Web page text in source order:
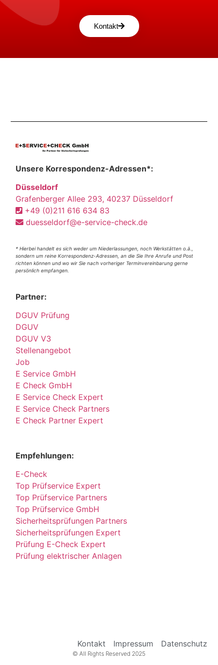
Kontakt
Unsere Korrespondenz-Adressen*:
Düsseldorf
Grafenberger Allee 293, 40237 Düsseldorf
+49 (0)211 616 634 83
duesseldorf@e-service-check.de
* Hierbei handelt es sich weder um Niederlassungen, noch Werkstätten o.ä.,
sondern um reine Korrespondenz-Adressen, an die Sie Ihre Anrufe und Post
richten können und wo wir Sie nach vorheriger Terminvereinbarung gerne
persönlich empfangen.
Partner:
DGUV Prüfung
DGUV
DGUV V3
Stellenangebot
Job
E Service GmbH
E Check GmbH
E Service Check Expert
E Service Check Partners
E Check Partner Expert
Empfehlungen:
E-Check
Top Prüfservice Expert
Top Prüfservice Partners
Top Prüfservice GmbH
Sicherheitsprüfungen Partners
Sicherheitsprüfungen Expert
Prüfung E-Check Expert
Prüfung elektrischer Anlagen
Kontakt Impressum Datenschutz
© All Rights Reserved 2025